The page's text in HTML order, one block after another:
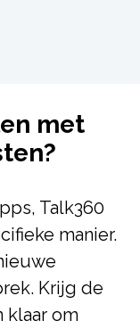
met
Talk360
manier.
Krijg de
klaar om